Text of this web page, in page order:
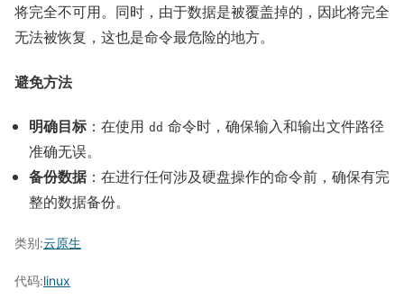
将完全不可用。同时，由于数据是被覆盖掉的，因此将完全
无法被恢复，这也是命令最危险的地方。
避免方法
明确目标 ：在使用 dd 命令时，确保输入和输出文件路径
准确无误。
备份数据：在进行任何涉及硬盘操作的命令前，确保有完
整的数据备份。
类别:云原生
代码:linux